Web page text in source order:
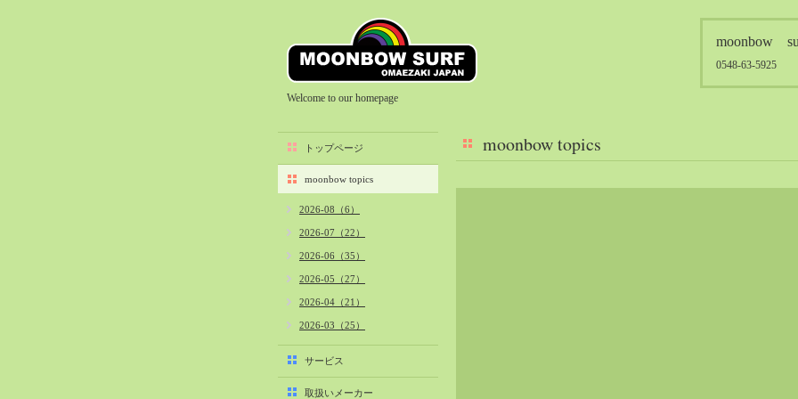
moonbow
0548-63-5925
Welcome to our homepage
moonbow topics
トップページ
moonbow topics
2026-08（6）
2026-07（22）
2026-06（35）
2026-05（27）
2026-04（21）
2026-03（25）
2026-02（22）
2025-12（34）
サービス
取扱いメーカー